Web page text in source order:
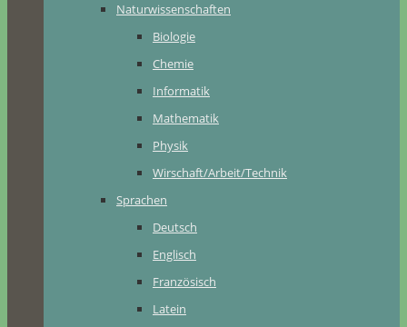
Naturwissenschaften
Biologie
Chemie
Informatik
Mathematik
Physik
Wirschaft/Arbeit/Technik
Sprachen
Deutsch
Englisch
Französisch
Latein